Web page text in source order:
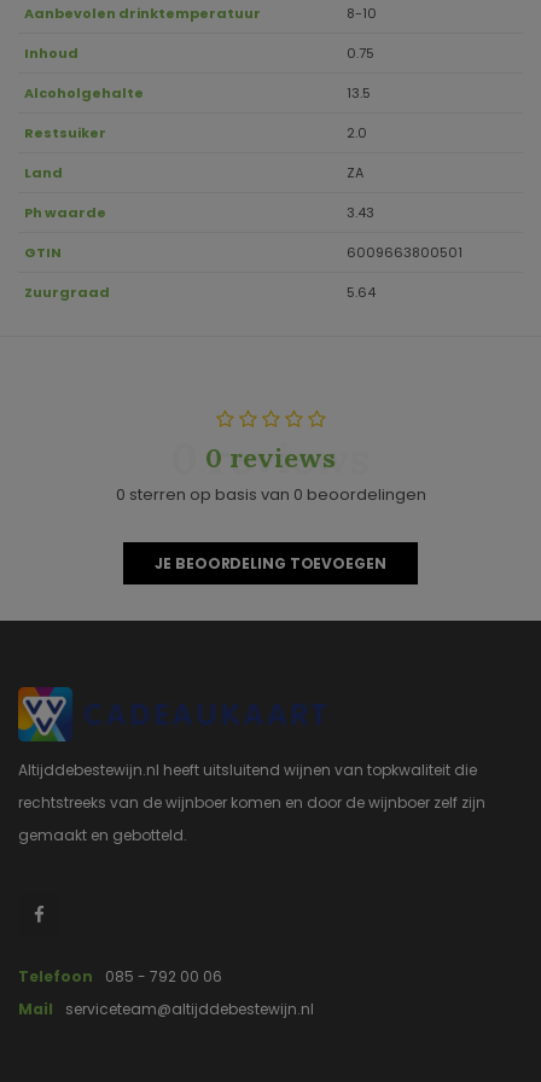
Aanbevolen drinktemperatuur 8-10
Inhoud 0.75
Alcoholgehalte 13.5
Restsuiker 2.0
Land ZA
Ph waarde 3.43
GTIN 6009663800501
Zuurgraad 5.64
0 reviews
0 reviews
0 sterren op basis van 0 beoordelingen
JE BEOORDELING TOEVOEGEN
Altijddebestewijn.nl heeft uitsluitend wijnen van topkwaliteit die
rechtstreeks van de wijnboer komen en door de wijnboer zelf zijn
gemaakt en gebotteld.
Telefoon
085 - 792 00 06
Mail
serviceteam@altijddebestewijn.nl